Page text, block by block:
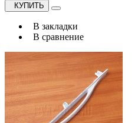
КУПИТЬ
В закладки
В сравнение